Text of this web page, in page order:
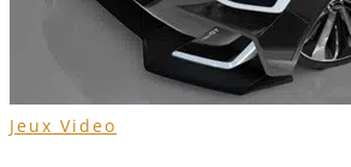
Jeux Video